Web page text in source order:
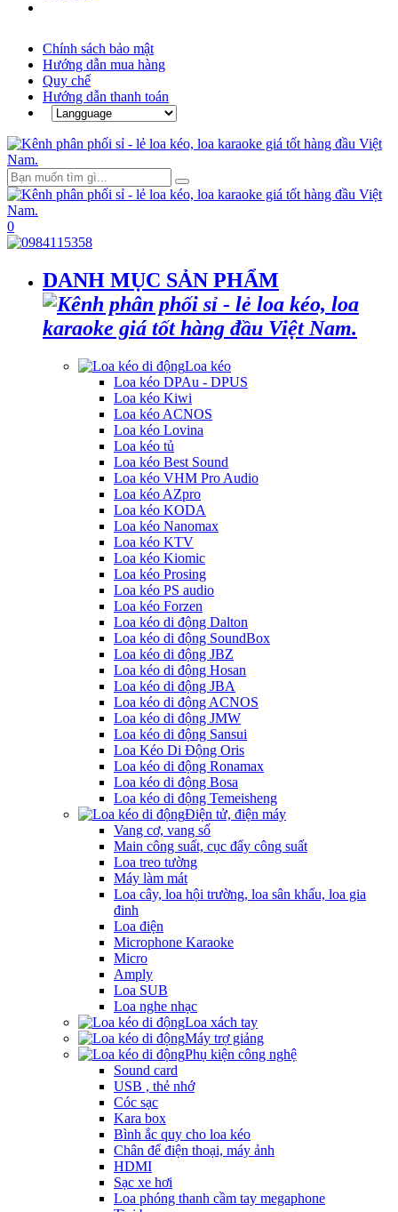
Chính sách bảo mật
Hướng dẫn mua hàng
Quy chế
Hướng dẫn thanh toán
0
DANH MỤC SẢN PHẨM
Loa kéo
Loa kéo DPAu - DPUS
Loa kéo Kiwi
Loa kéo ACNOS
Loa kéo Lovina
Loa kéo tủ
Loa kéo Best Sound
Loa kéo VHM Pro Audio
Loa kéo AZpro
Loa kéo KODA
Loa kéo Nanomax
Loa kéo KTV
Loa kéo Kiomic
Loa kéo Prosing
Loa kéo PS audio
Loa kéo Forzen
Loa kéo di động Dalton
Loa kéo di động SoundBox
Loa kéo di động JBZ
Loa kéo di động Hosan
Loa kéo di động JBA
Loa kéo di động ACNOS
Loa kéo di động JMW
Loa kéo di động Sansui
Loa Kéo Di Động Oris
Loa kéo di động Ronamax
Loa kéo di động Bosa
Loa kéo di động Temeisheng
Điện tử, điện máy
Vang cơ, vang số
Main công suất, cục đẩy công suất
Loa treo tường
Máy làm mát
Loa cây, loa hội trường, loa sân khấu, loa gia
đinh
Loa điện
Microphone Karaoke
Micro
Amply
Loa SUB
Loa nghe nhạc
Loa xách tay
Máy trợ giảng
Phụ kiện công nghệ
Sound card
USB , thẻ nhớ
Cóc sạc
Kara box
Bình ắc quy cho loa kéo
Chân để điện thoại, máy ảnh
HDMI
Sạc xe hơi
Loa phóng thanh cầm tay megaphone